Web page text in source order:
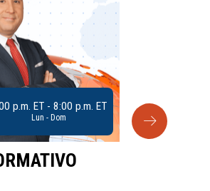
p.m. ET - 8:00 p.m. ET
Lun - Dom